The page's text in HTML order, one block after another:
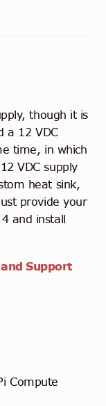
though it is
a 12 VDC
time, in which
VDC supply
heat sink,
provide your
and install
Support
Compute